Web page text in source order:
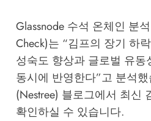
Glassnode수석 온체인 분석
Check)는 “김프의 장기 하
성숙도 향상과 글로벌 유
동시에 반영한다”고 분석
(Nestree) 블로그에서 최신
확인하실 수 있습니다.